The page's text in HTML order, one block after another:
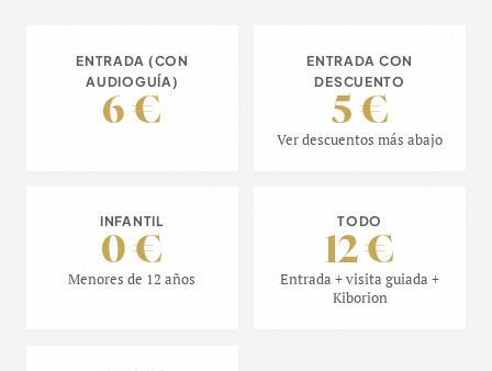
ENTRADA (CON
AUDIOGUÍA)
6 €
ENTRADA CON
DESCUENTO
5 €
Ver descuentos más abajo
INFANTIL
0 €
Menores de 12 años
TODO
12 €
Entrada + visita guiada +
Kiborion